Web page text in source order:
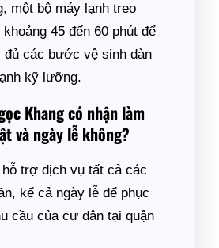
một bộ máy lạnh treo
45 đến 60 phút để
đủ các bước vệ sinh dàn
kỹ lưỡng.
Khang có nhận làm
và ngày lễ không?
trợ dịch vụ tất cả các
kể cả ngày lễ để phục
cầu của cư dân tại quận